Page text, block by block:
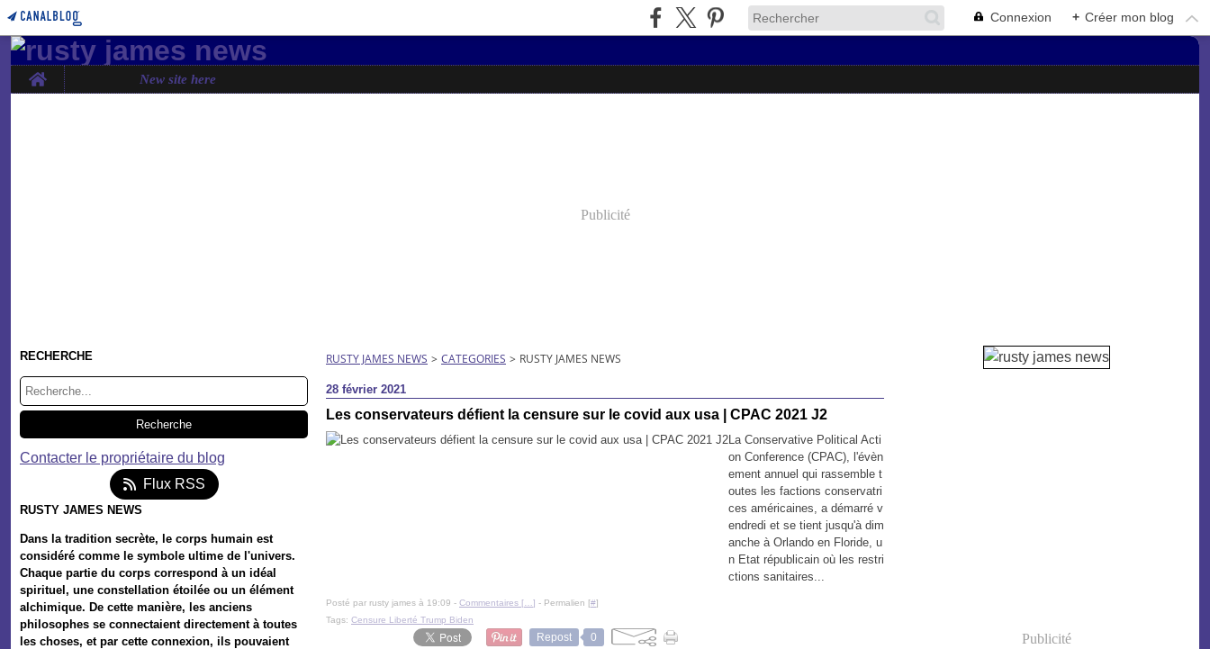
Connexion + Créer mon blog
Home New site here
Publicité
RECHERCHE
Contacter le propriétaire du blog
Flux RSS
RUSTY JAMES NEWS
Dans la tradition secrète, le corps humain est
considéré comme le symbole ultime de l'univers.
Chaque partie du corps correspond à un idéal
spirituel, une constellation étoilée ou un élément
alchimique. De cette manière, les anciens
philosophes se connectaient directement à toutes
les choses, et par cette connexion, ils pouvaient
RUSTY JAMES NEWS > CATEGORIES > RUSTY JAMES NEWS
28 février 2021
Les conservateurs défient la censure sur le covid aux usa | CPAC 2021 J2
La Conservative Political Acti
on Conference (CPAC), l'évèn
ement annuel qui rassemble t
outes les factions conservatri
ces américaines, a démarré v
endredi et se tient jusqu'à dim
anche à Orlando en Floride, u
n Etat républicain où les restri
ctions sanitaires...
Posté par rusty james à 19:09 - Commentaires [ ] - Permalien [#]
Tags: Censure Liberté Trump Biden
Repost 0 Publicité